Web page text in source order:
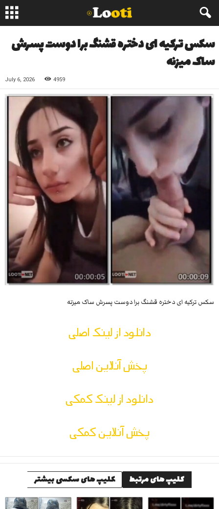
سکس ترکیه ای دختره قشنگ برا دوست پسرش
ساک میزنه
July 6, 2026 4959
سکس ترکیه ای دختره قشنگ برا دوست پسرش ساک میزنه
دانلود از لینک اصلی
پخش آنلاین اصلی
دانلود از لینک کمکی
پخش آنلاین کمکی
کلیپ های مرتبط کلیپ های سکسی بیشتر